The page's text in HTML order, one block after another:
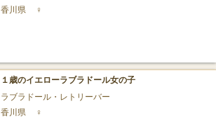
香川県
♀
１歳のイエローラブラドール女の子
ラブラドール・レトリーバー
香川県
♀